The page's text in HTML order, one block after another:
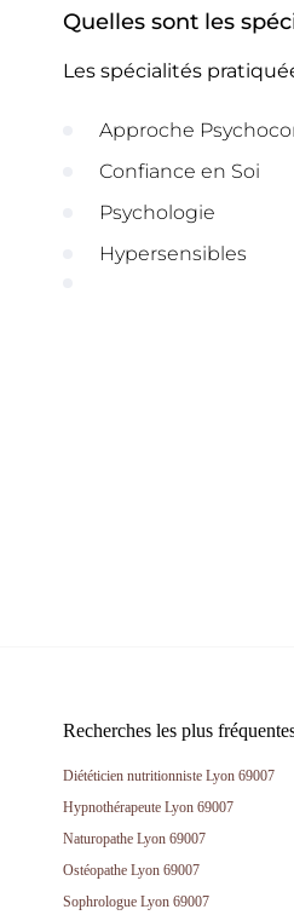
Quelles sont les
Les spécialités
Approche
Confiance en Soi
Psychologie
Hypersensibles
Recherches les plus
Diététicien nutritionniste Lyon 69007
Hypnothérapeute Lyon 69007
Naturopathe Lyon 69007
Ostéopathe Lyon 69007
Sophrologue Lyon 69007